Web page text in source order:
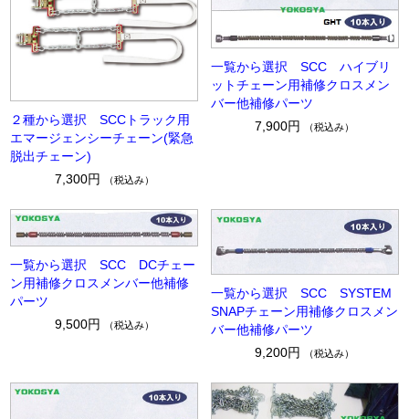
２種から選択 SCCトラック用
エマージェンシーチェーン(緊急
脱出チェーン)
7,300円
（税込み）
一覧から選択 SCC ハイブリ
ットチェーン用補修クロスメン
バー他補修パーツ
7,900円
（税込み）
一覧から選択 SCC DCチェー
ン用補修クロスメンバー他補修
パーツ
9,500円
（税込み）
一覧から選択 SCC SYSTEM
SNAPチェーン用補修クロスメン
バー他補修パーツ
9,200円
（税込み）